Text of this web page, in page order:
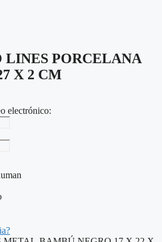
PORCELANA
X 2 CM
electrónico: